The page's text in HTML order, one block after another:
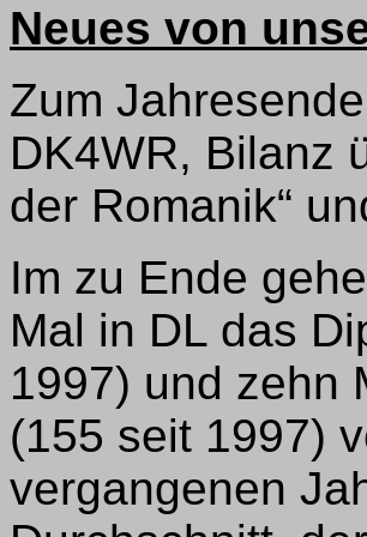
Neues von
Zum
DK4WR, Bilanz
der Romanik“
Im zu Ende
Mal in DL das
1997) und zehn
(155 seit 1997)
vergangenen